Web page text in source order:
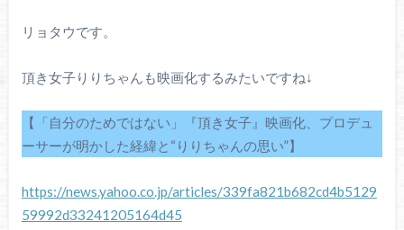
リョタウです。
頂き女子りりちゃんも映画化するみたいですね↓
【「自分のためではない」『頂き女子』映画化、プロデュ
ーサーが明かした経緯と“りりちゃんの思い”】
https://news.yahoo.co.jp/articles/339fa821b682cd4b5129
59992d33241205164d45